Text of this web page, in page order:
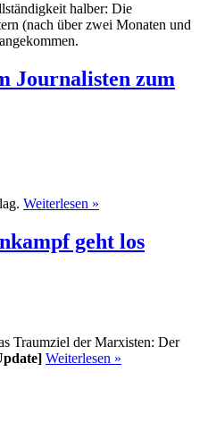
halber: Die
(nach über zwei Monaten und
Journalisten zum
Weiterlesen »
geht los
Traumziel der Marxisten: Der
Weiterlesen »